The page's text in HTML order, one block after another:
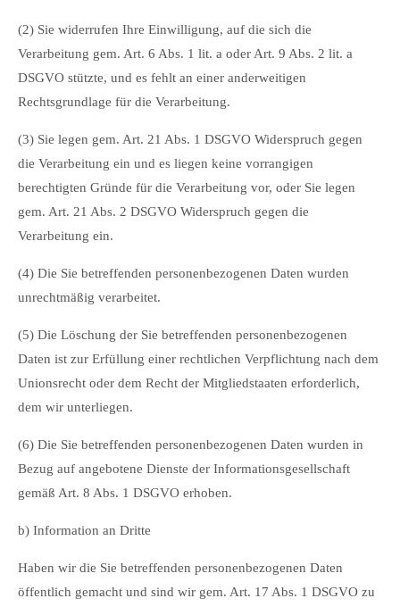
(2) Sie widerrufen Ihre Einwilligung, auf die sich die
Verarbeitung gem. Art. 6 Abs. 1 lit. a oder Art. 9 Abs. 2 lit. a
DSGVO stützte, und es fehlt an einer anderweitigen
Rechtsgrundlage für die Verarbeitung.
(3) Sie legen gem. Art. 21 Abs. 1 DSGVO Widerspruch gegen
die Verarbeitung ein und es liegen keine vorrangigen
berechtigten Gründe für die Verarbeitung vor, oder Sie legen
gem. Art. 21 Abs. 2 DSGVO Widerspruch gegen die
Verarbeitung ein.
(4) Die Sie betreffenden personenbezogenen Daten wurden
unrechtmäßig verarbeitet.
(5) Die Löschung der Sie betreffenden personenbezogenen
Daten ist zur Erfüllung einer rechtlichen Verpflichtung nach dem
Unionsrecht oder dem Recht der Mitgliedstaaten erforderlich,
dem wir unterliegen.
(6) Die Sie betreffenden personenbezogenen Daten wurden in
Bezug auf angebotene Dienste der Informationsgesellschaft
gemäß Art. 8 Abs. 1 DSGVO erhoben.
b) Information an Dritte
Haben wir die Sie betreffenden personenbezogenen Daten
öffentlich gemacht und sind wir gem. Art. 17 Abs. 1 DSGVO zu